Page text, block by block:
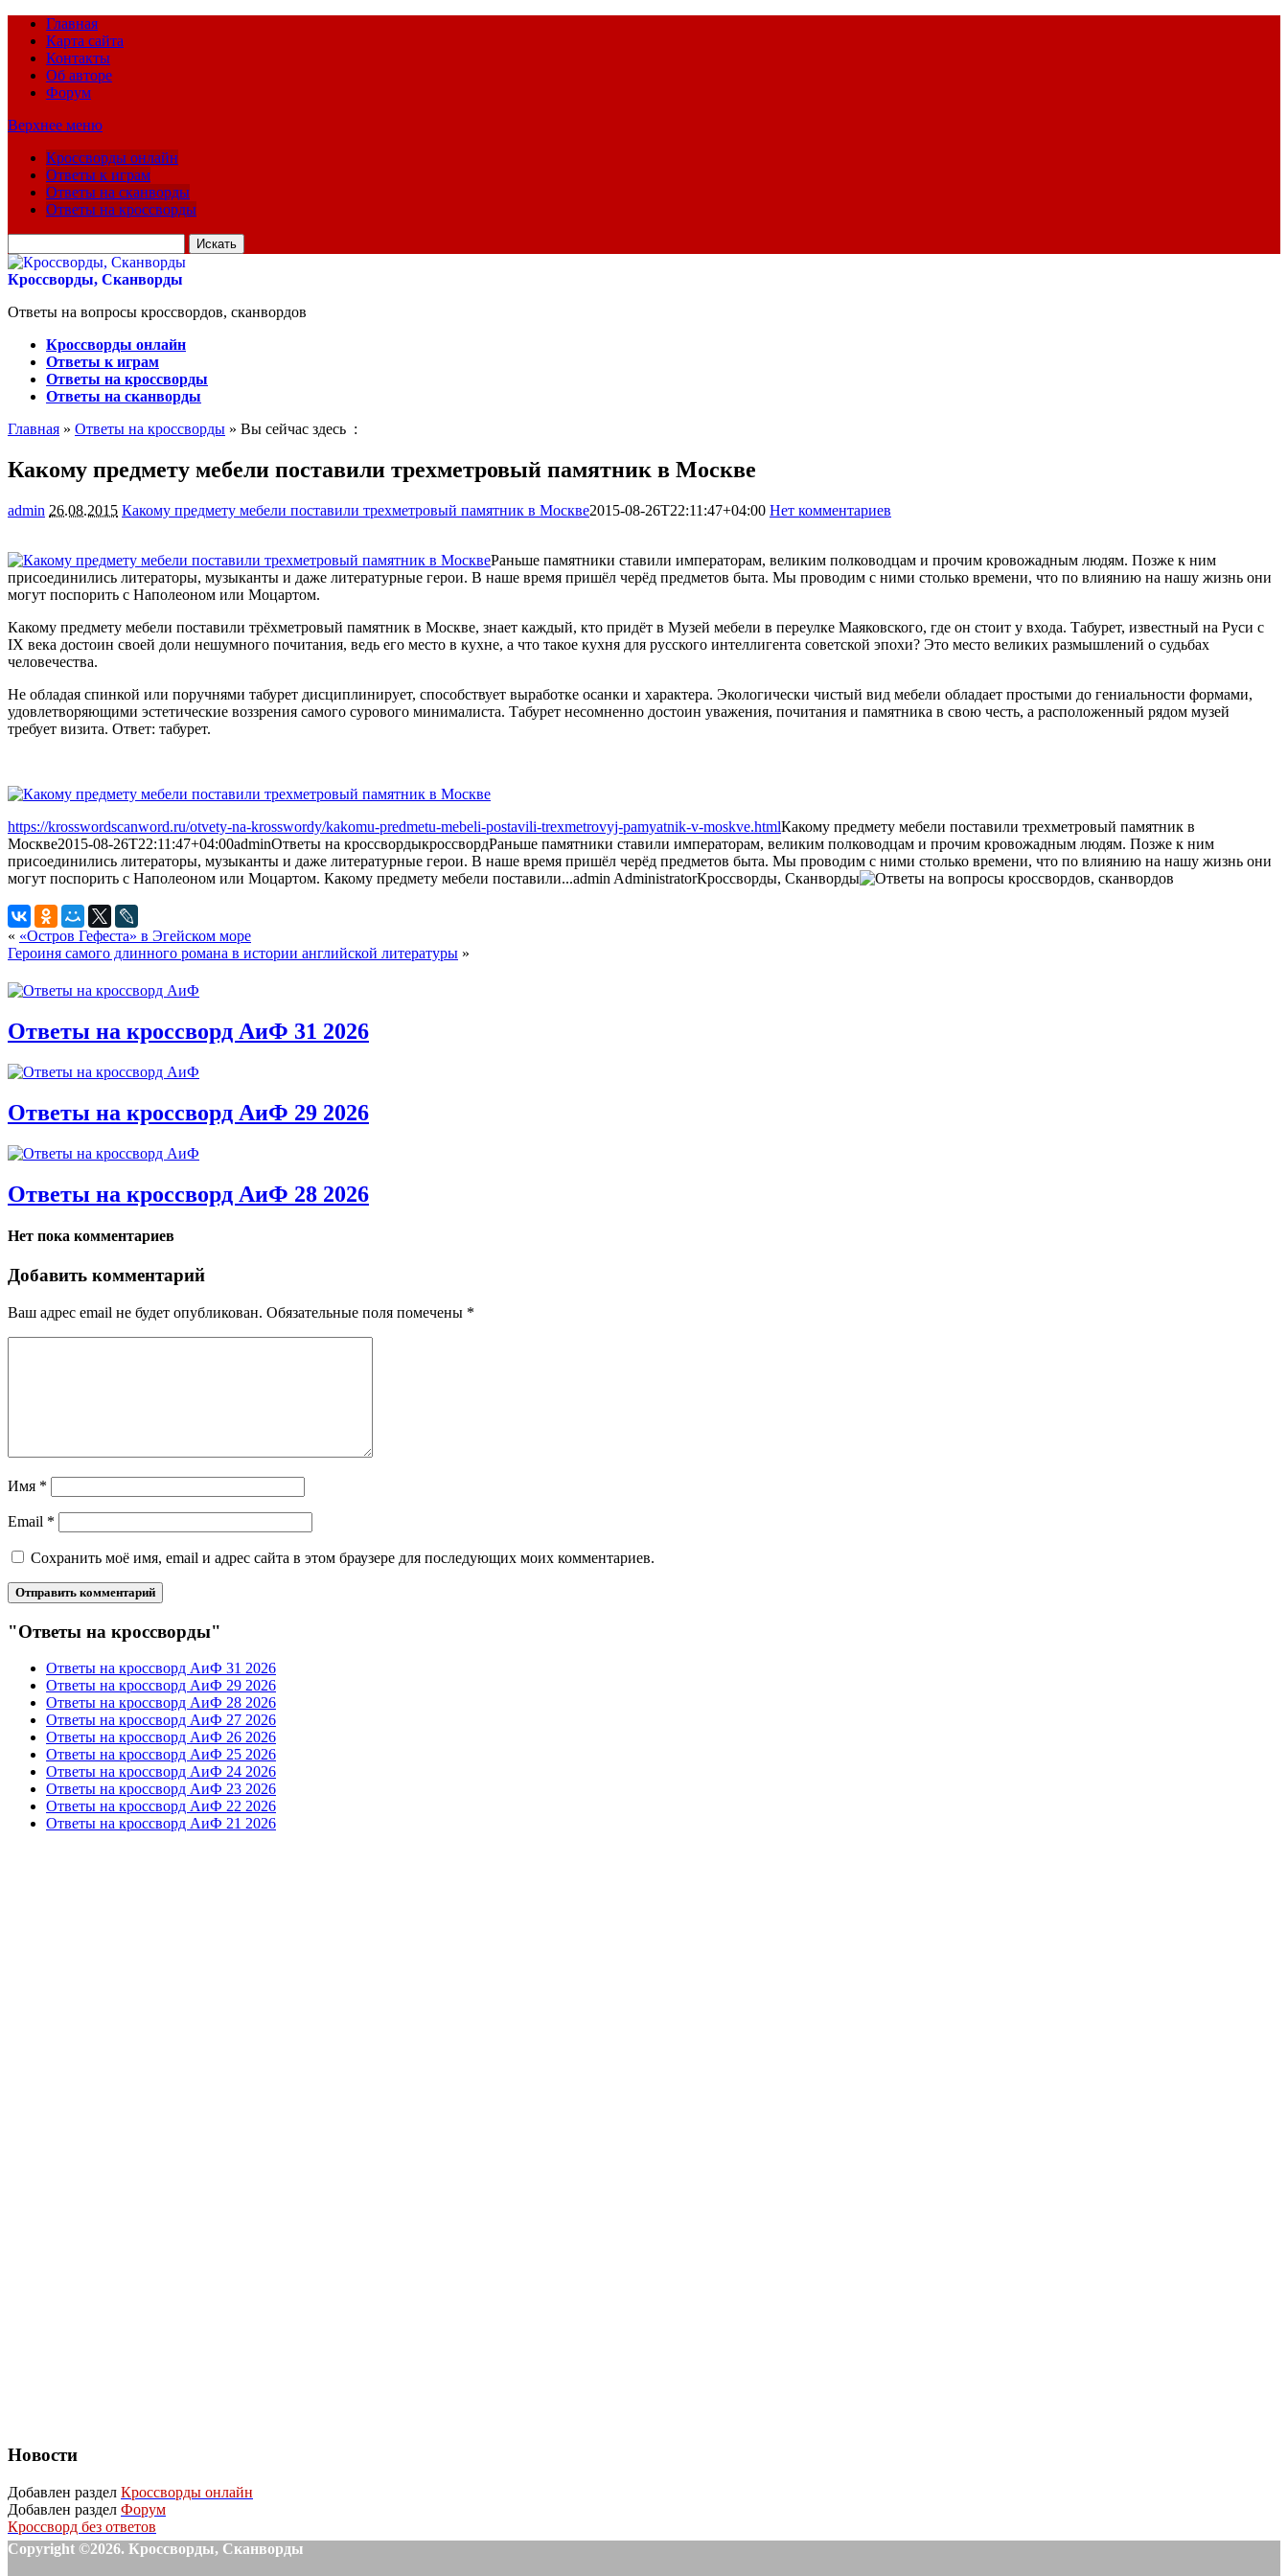
Главная
Карта сайта
Контакты
Об авторе
Форум
Верхнее меню
Кроссворды онлайн
Ответы к играм
Ответы на сканворды
Ответы на кроссворды
для:
Кроссворды, Сканворды
Ответы на вопросы кроссвордов, сканвордов
Кроссворды онлайн
Ответы к играм
Ответы на кроссворды
Ответы на сканворды
Главная » Ответы на кроссворды » Вы сейчас здесь :
Какому предмету мебели поставили трехметровый памятник в Москве
admin 26.08.2015 Какому предмету мебели поставили трехметровый памятник в Москве2015-08-26T22:11:47+04:00 Нет комментариев
Раньше памятники ставили императорам, великим полководцам и прочим кровожадным людям. Позже к ним
присоединились литераторы, музыканты и даже литературные герои. В наше время пришёл черёд предметов быта. Мы проводим с ними столько времени, что по влиянию на нашу жизнь они
могут поспорить с Наполеоном или Моцартом.
Какому предмету мебели поставили трёхметровый памятник в Москве, знает каждый, кто придёт в Музей мебели в переулке Маяковского, где он стоит у входа. Табурет, известный на Руси с
IX века достоин своей доли нешумного почитания, ведь его место в кухне, а что такое кухня для русского интеллигента советской эпохи? Это место великих размышлений о судьбах
человечества.
Не обладая спинкой или поручнями табурет дисциплинирует, способствует выработке осанки и характера. Экологически чистый вид мебели обладает простыми до гениальности формами,
удовлетворяющими эстетические воззрения самого сурового минималиста. Табурет несомненно достоин уважения, почитания и памятника в свою честь, а расположенный рядом музей
требует визита. Ответ: табурет.
https://krosswordscanword.ru/otvety-na-krosswordy/kakomu-predmetu-mebeli-postavili-trexmetrovyj-pamyatnik-v-moskve.htmlКакому предмету мебели поставили трехметровый памятник в
Москве2015-08-26T22:11:47+04:00adminОтветы на кроссвордыкроссвордРаньше памятники ставили императорам, великим полководцам и прочим кровожадным людям. Позже к ним
присоединились литераторы, музыканты и даже литературные герои. В наше время пришёл черёд предметов быта. Мы проводим с ними столько времени, что по влиянию на нашу жизнь они
могут поспорить с Наполеоном или Моцартом. Какому предмету мебели поставили...admin AdministratorКроссворды, Сканворды
« «Остров Гефеста» в Эгейском море
Героиня самого длинного романа в истории английской литературы »
Ответы на кроссворд АиФ 31 2026
Ответы на кроссворд АиФ 29 2026
Ответы на кроссворд АиФ 28 2026
Нет пока комментариев
Добавить комментарий
Ваш адрес email не будет опубликован. Обязательные поля помечены *
Имя *
Email *
Сохранить моё имя, email и адрес сайта в этом браузере для последующих моих комментариев.
"Ответы на кроссворды"
Ответы на кроссворд АиФ 31 2026
Ответы на кроссворд АиФ 29 2026
Ответы на кроссворд АиФ 28 2026
Ответы на кроссворд АиФ 27 2026
Ответы на кроссворд АиФ 26 2026
Ответы на кроссворд АиФ 25 2026
Ответы на кроссворд АиФ 24 2026
Ответы на кроссворд АиФ 23 2026
Ответы на кроссворд АиФ 22 2026
Ответы на кроссворд АиФ 21 2026
Новости
Добавлен раздел Кроссворды онлайн
Добавлен раздел Форум
Кроссворд без ответов
Copyright ©2026. Кроссворды, Сканворды